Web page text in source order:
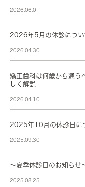
2026.06.01
2026年5月の休診につい
2026.04.30
矯正歯科は何歳から通う
しく解説
2026.04.10
2025年10月の休診日に
2025.09.30
～夏季休診日のお知らせ
2025.08.25